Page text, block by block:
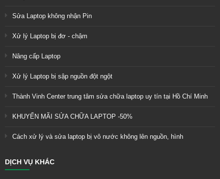
Sửa Laptop không nhận Pin
Xử lý Laptop bị đơ - chậm
Nâng cấp Laptop
Xử lý Laptop bị sập nguồn đột ngột
Thành Vinh Center trung tâm sửa chữa laptop uy tín tại Hồ Chí Minh
KHUYẾN MÃI SỬA CHỮA LAPTOP -50%
Cách xử lý và sửa laptop bị vô nước không lên nguồn, hình
DỊCH VỤ KHÁC